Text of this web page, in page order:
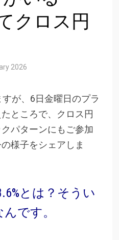
クロス円
2026
が、6日金曜日のプラ
ところで、クロス円
パターンにもご参加
様子をシェアしま
とは？そうい
です。